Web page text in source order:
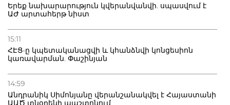
Երեք նախարարություն կվերանվանվի. սպասվում է
ԱԺ արտահերթ նիստ
15:11
ՀԷՑ-ը կպետականացվի և կհանձնվի կոնցեսիոն
կառավարման. Փաշինյան
14:59
Անդրանիկ Սիմոնյանը վերանշանակվել է Հայաստանի
ԱԱԾ տնօրենի պաշտոնում